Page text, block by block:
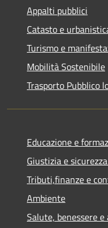
Appalti pubblici
Catasto e
Turismo e
Mobilità Sostenibile
Trasporto Pubblico
Educazione e
Giustizia e
Tributi,finanze e
Ambiente
Salute, benessere e